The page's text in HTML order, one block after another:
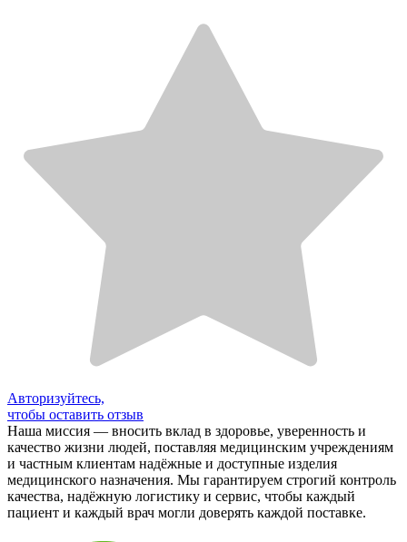
Авторизуйтесь,
чтобы оставить отзыв
Наша миссия — вносить вклад в здоровье, уверенность и
качество жизни людей, поставляя медицинским учреждениям
и частным клиентам надёжные и доступные изделия
медицинского назначения. Мы гарантируем строгий контроль
качества, надёжную логистику и сервис, чтобы каждый
пациент и каждый врач могли доверять каждой поставке.